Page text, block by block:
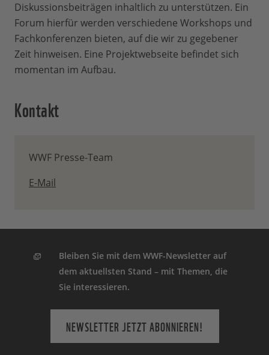
Diskussionsbeiträgen inhaltlich zu unterstützen. Ein
Forum hierfür werden verschiedene Workshops und
Fachkonferenzen bieten, auf die wir zu gegebener
Zeit hinweisen. Eine Projektwebseite befindet sich
momentan im Aufbau.
Kontakt
WWF Presse-Team
E-Mail
Bleiben Sie mit dem WWF-Newsletter auf
dem aktuellsten Stand – mit Themen, die
Sie interessieren.
NEWSLETTER JETZT ABONNIEREN!